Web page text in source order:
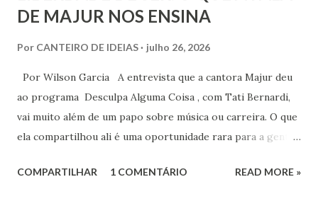
DE MAJUR NOS ENSINA
Por CANTEIRO DE IDEIAS julho 26, 2026
Por Wilson Garcia A entrevista que a cantora Majur deu
ao programa Desculpa Alguma Coisa , com Tati Bernardi,
vai muito além de um papo sobre música ou carreira. O que
ela compartilhou ali é uma oportunidade rara para a gente
identidade espiritual, pertencimento e intolerância
COMPARTILHAR 1 COMENTÁRIO READ MORE »